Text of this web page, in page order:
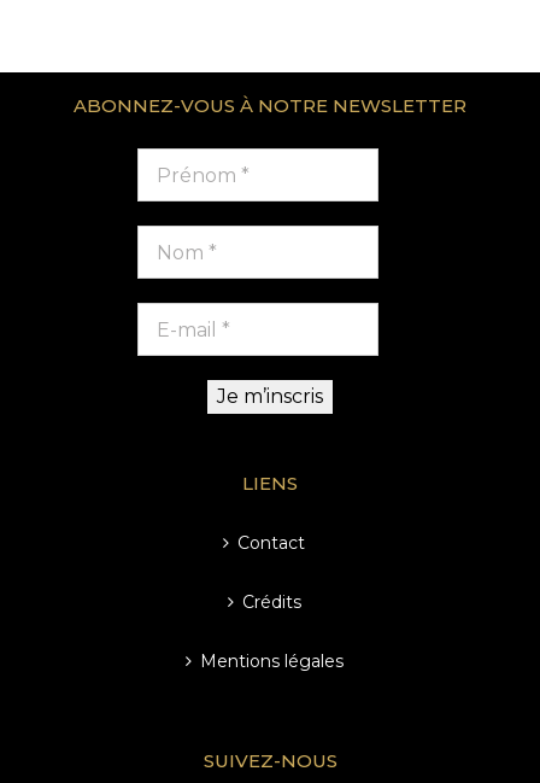
ABONNEZ-VOUS À NOTRE NEWSLETTER
LIENS
Contact
Crédits
Mentions légales
SUIVEZ-NOUS